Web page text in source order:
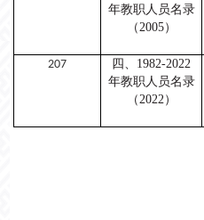
年教职人员名录
（2005）
207 四、 1982-2022
年教职人员名录
（2022）